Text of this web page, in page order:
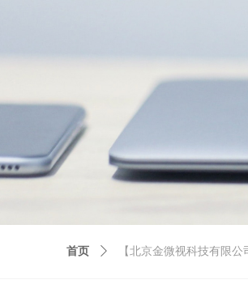
首页 ꄲ 【北京金微视科技有限公